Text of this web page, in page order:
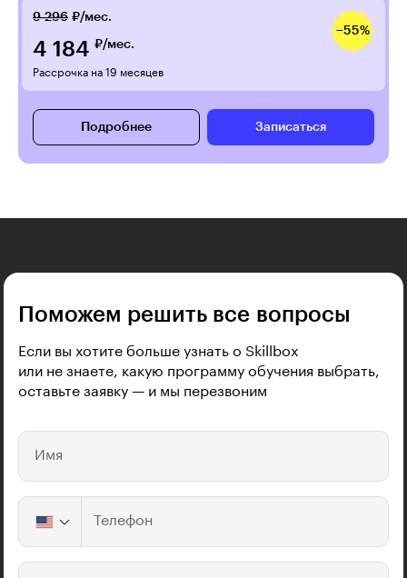
9 296 ₽/мес.
−55%
4 184 ₽/мес.
Рассрочка на 19 месяцев
Подробнее Записаться
Поможем решить все вопросы
Если вы хотите больше узнать о Skillbox
или не знаете, какую программу обучения выбрать,
оставьте заявку — и мы перезвоним
Имя
Телефон